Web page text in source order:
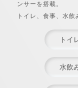
ンサーを搭載。
トイレ、食事、水飲
トイ
水飲